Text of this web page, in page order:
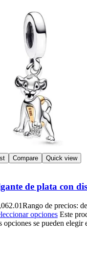
Compare Quick view
de plata con
Rango de precios:
opciones Este
opciones se pueden elegir